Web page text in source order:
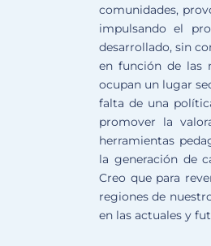
comunidades,
impulsando el
desarrollado, sin
en función de las
ocupan un lugar
falta de una
promover la
herramientas
la generación de
Creo que para
regiones de
en las actuales y